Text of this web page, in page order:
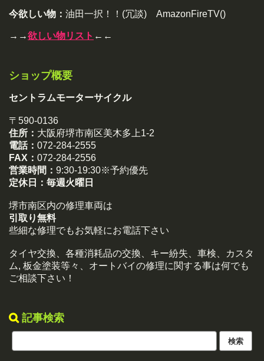
今欲しい物： 油田一択！！(冗談) AmazonFireTV()
→→欲しい物リスト ←←
ショップ概要
セントラムモーターサイクル
〒590-0136
住所： 大阪府堺市南区美木多上1-2
電話： 072-284-2555
FAX： 072-284-2556
営業時間： 9:30-19:30※予約優先
定休日： 毎週火曜日
堺市南区内の修理車両は
引取り無料
些細な修理でもお気軽にお電話下さい
タイヤ交換、各種消耗品の交換、キー紛失、車検、カスタ
ム, 板金塗装等々、オートバイの修理に関する事は何でも
ご相談下さい！
記事検索